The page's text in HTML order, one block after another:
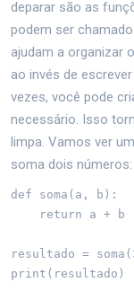
deparar são as
podem ser
ajudam a organizar
ao invés de
vezes, você pode
necessário. Isso
limpa. Vamos ver
soma dois números:
def soma(a, b):
    return a + b
resultado =
print(resultado)